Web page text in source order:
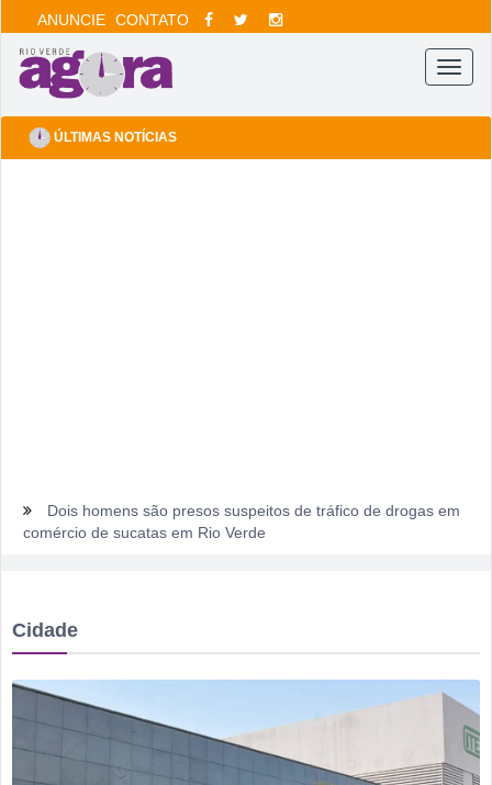
ANUNCIE CONTATO
Menu
ÚLTIMAS NOTÍCIAS
Dois homens são presos suspeitos de tráfico de drogas em
comércio de sucatas em Rio Verde
Dois motoristas com sinais de embriaguez se envolvem em
Estagiário tenta atuar como advogado e acaba detido em
Rio Verde
Rio Verde 178 anos: a cidade que cresceu mais rápido que
Cidade